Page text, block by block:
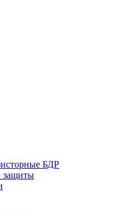
БДР
защиты